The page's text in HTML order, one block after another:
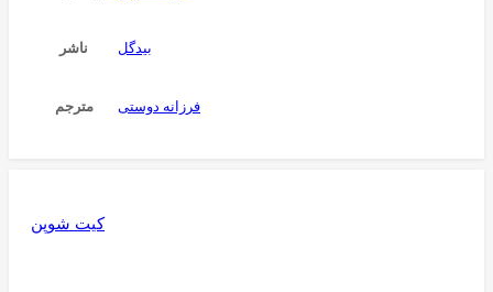
ناشر بیدگل
مترجم فرزانه دوستی
کیت شوپن